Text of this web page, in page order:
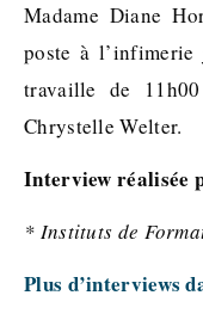
Madame Diane
poste à l’infimerie
travaille de
Chrystelle Welter.
Interview réalisée
* Instituts de
Plus d’interviews